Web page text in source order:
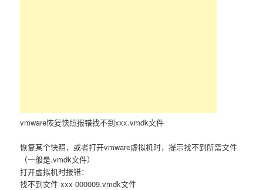
vmware恢复快照报错找不到xxx.vmdk文件
恢复某个快照，或者打开vmware虚拟机时，提示找不到所需文件
（一般是.vmdk文件）
打开虚拟机时报错：
找不到文件 xxx-000009.vmdk文件